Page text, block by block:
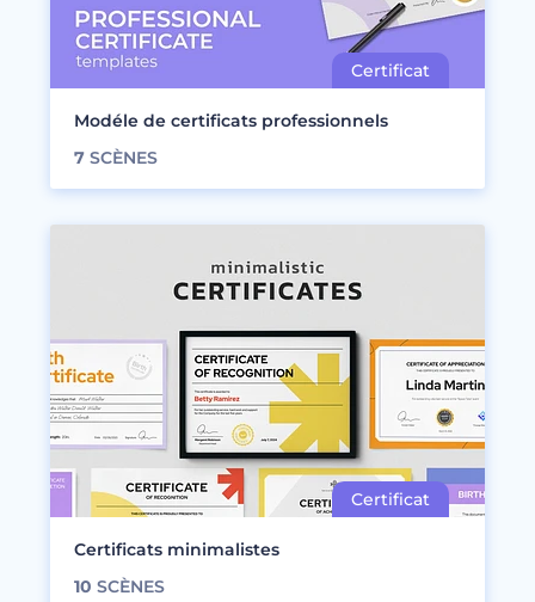
Modéle de certificats professionnels
7 SCÈNES
Certificats minimalistes
10 SCÈNES